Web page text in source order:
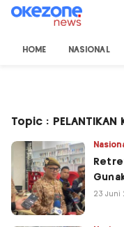
HOME NASIONAL
Topic : PELANTIKAN
23 Juni